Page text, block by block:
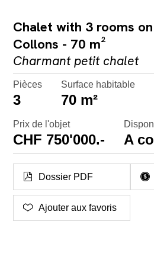
Chalet with 3 rooms
Collons - 70 m²
Charmant petit chalet
Pièces
3
Surface habitable
70 m²
Prix de l'objet
CHF 750'000.- A
Dossier PDF
Ajouter aux favoris